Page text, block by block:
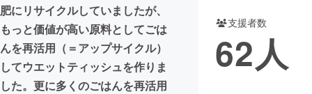
肥にリサイクルしていましたが、
もっと価値が高い原料としてごは
んを再活用（＝アップサイクル）
してウエットティッシュを作りま
した。更に多くのごはんを再活用
支援者数
62人